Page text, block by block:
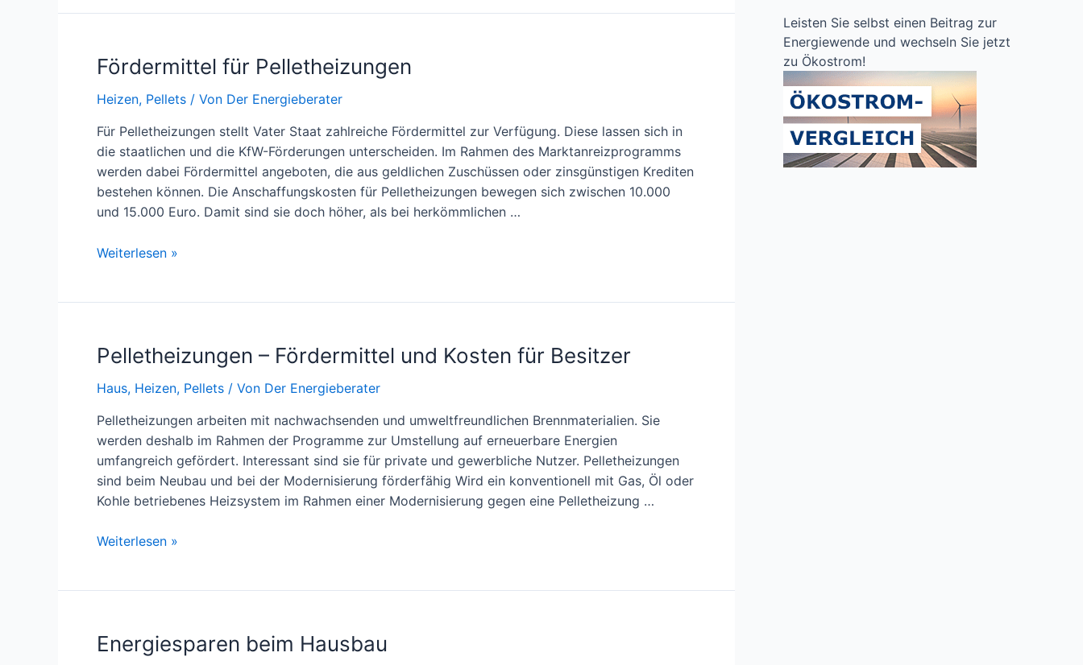
finanziellen
für
das
Heizen
profitieren
Fördermittel für Pelletheizungen
Heizen, Pellets / Von Der Energieberater
Für Pelletheizungen stellt Vater Staat zahlreiche Fördermittel zur Verfügung. Diese lassen sich in
die staatlichen und die KfW-Förderungen unterscheiden. Im Rahmen des Marktanreizprogramms
werden dabei Fördermittel angeboten, die aus geldlichen Zuschüssen oder zinsgünstigen Krediten
bestehen können. Die Anschaffungskosten für Pelletheizungen bewegen sich zwischen 10.000
und 15.000 Euro. Damit sind sie doch höher, als bei herkömmlichen …
Fördermittel
Weiterlesen »
Pelletheizungen – Fördermittel und Kosten für Besitzer
Haus, Heizen, Pellets / Von Der Energieberater
Pelletheizungen arbeiten mit nachwachsenden und umweltfreundlichen Brennmaterialien. Sie
werden deshalb im Rahmen der Programme zur Umstellung auf erneuerbare Energien
umfangreich gefördert. Interessant sind sie für private und gewerbliche Nutzer. Pelletheizungen
sind beim Neubau und bei der Modernisierung förderfähig Wird ein konventionell mit Gas, Öl oder
Kohle betriebenes Heizsystem im Rahmen einer Modernisierung gegen eine Pelletheizung …
Pelletheizungen
für
Weiterlesen »
Energiesparen beim Hausbau
Leisten Sie selbst einen Beitrag zur
Energiewende und wechseln Sie jetzt
zu Ökostrom!